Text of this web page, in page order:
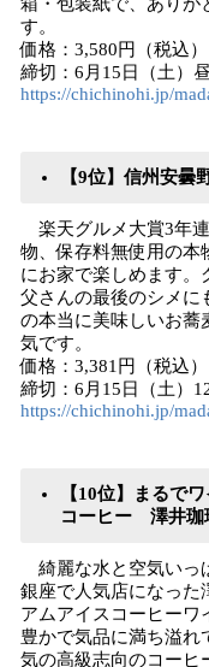
す。
価格：3,580円（税込）
締切：6月15日（土）
https://chichinohi.jp/
【9位】信州安
楽天グルメ大賞3年
物、保存料無使用の本
にお家で楽しめます。
父さんの最後のシメに
の本当に美味しいお蕎
気です。
価格：3,381円（税込）
締切：6月15日（土）
https://chichinohi.jp/
【10位】まるで
コーヒー 澤井珈
綺麗な水と空気いっ
銀座で人気店になった
アムアイスコーヒーワ
豊かで気品に満ち溢れ
気の高級志向のコーヒ